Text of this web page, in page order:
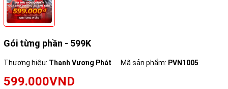
Gói từng phần - 599K
Thương hiệu: Thanh Vương Phát Mã sản phẩm: PVN1005
599.000VND